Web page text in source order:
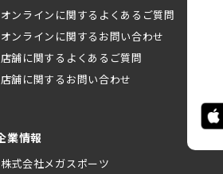
オンラインに関するよくあるご質問
オンラインに関するお問い合わせ
店舗に関するよくあるご質問
店舗に関するお問い合わせ
業情報
株式会社メガスポーツ